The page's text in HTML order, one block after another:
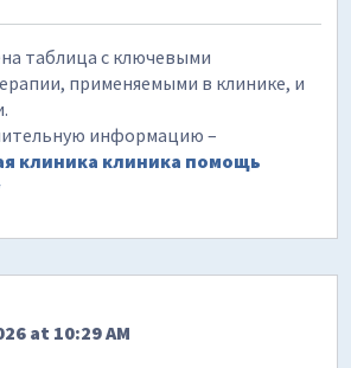
таблица с ключевыми
применяемыми в клинике, и
информацию –
клиника клиника помощь
at 10:29 AM